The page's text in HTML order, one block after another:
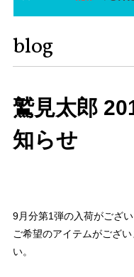
blog
鷲見太郎
知らせ
9月分第1弾の入荷がござ
ご希望のアイテムがござ
い。